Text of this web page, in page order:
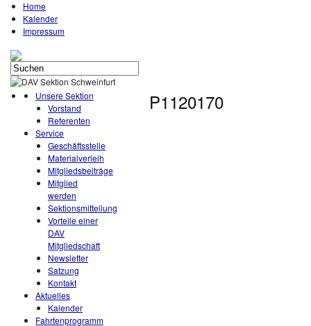
Home
Kalender
Impressum
Unsere Sektion
Vorstand
Referenten
Service
Geschäftsstelle
Materialverleih
Mitgliedsbeiträge
Mitglied
werden
Sektionsmitteilung
Vorteile einer
DAV
Mitgliedschaft
Newsletter
Satzung
Kontakt
Aktuelles
Kalender
Fahrtenprogramm
P1120170